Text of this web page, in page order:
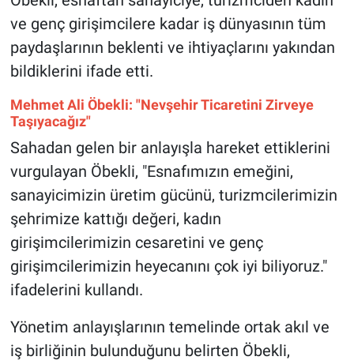
ve genç girişimcilere kadar iş dünyasının tüm
paydaşlarının beklenti ve ihtiyaçlarını yakından
bildiklerini ifade etti.
Mehmet Ali Öbekli: "Nevşehir Ticaretini Zirveye
Taşıyacağız"
Sahadan gelen bir anlayışla hareket ettiklerini
vurgulayan Öbekli, "Esnafımızın emeğini,
sanayicimizin üretim gücünü, turizmcilerimizin
şehrimize kattığı değeri, kadın
girişimcilerimizin cesaretini ve genç
girişimcilerimizin heyecanını çok iyi biliyoruz."
ifadelerini kullandı.
Yönetim anlayışlarının temelinde ortak akıl ve
iş birliğinin bulunduğunu belirten Öbekli,
Aksaray
Kırşehir
Yerel
Genel
Asayiş
Kültür - Sanat
Politika
Çevre